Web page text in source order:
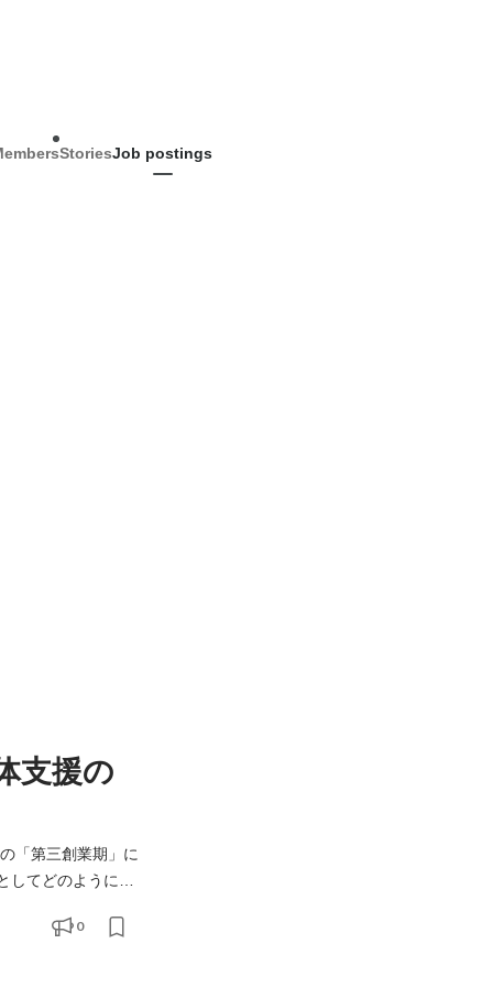
StoriesJob postings
支援の
てどのように社
できっと大切にな
0